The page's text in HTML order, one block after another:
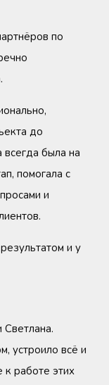
по
до
была на
помогала с
и
и у
устроило всё и
работе этих